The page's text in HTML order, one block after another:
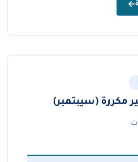
مكررة (سيبتمبر)